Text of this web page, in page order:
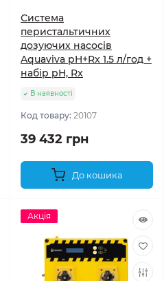
Система
перистальтичних
дозуючих насосів
Aquaviva pH+Rx 1.5 л/год +
набір pH, Rx
В наявності
Код товару: 20107
39 432 грн
До кошика
Акція